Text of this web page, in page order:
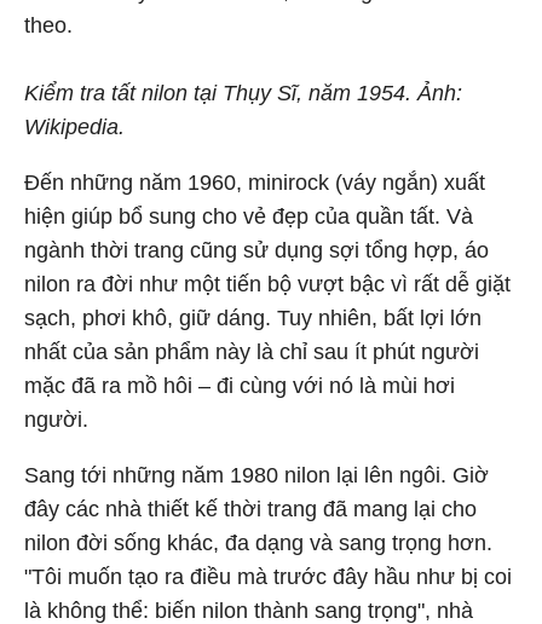
theo.
Kiểm tra tất nilon tại Thụy Sĩ, năm 1954. Ảnh:
Wikipedia.
Đến những năm 1960, minirock (váy ngắn) xuất
hiện giúp bổ sung cho vẻ đẹp của quần tất. Và
ngành thời trang cũng sử dụng sợi tổng hợp, áo
nilon ra đời như một tiến bộ vượt bậc vì rất dễ giặt
sạch, phơi khô, giữ dáng. Tuy nhiên, bất lợi lớn
nhất của sản phẩm này là chỉ sau ít phút người
mặc đã ra mồ hôi – đi cùng với nó là mùi hơi
người.
Sang tới những năm 1980 nilon lại lên ngôi. Giờ
đây các nhà thiết kế thời trang đã mang lại cho
nilon đời sống khác, đa dạng và sang trọng hơn.
"Tôi muốn tạo ra điều mà trước đây hầu như bị coi
là không thể: biến nilon thành sang trọng", nhà